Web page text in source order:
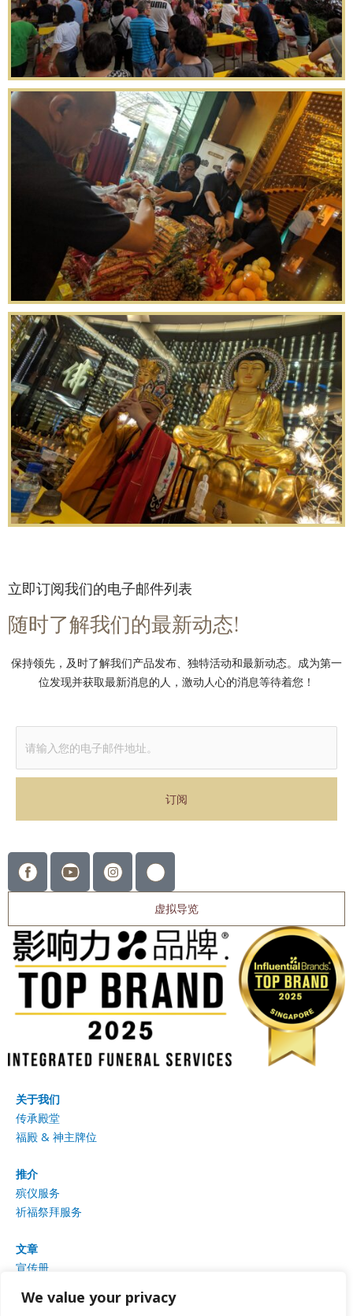
We value your privacy
立即订阅我们的电子邮件列表
随时了解我们的最新动态!
保持领先，及时了解我们产品发布、独特活动和最新动态。成为第一
位发现并获取最新消息的人，激动人心的消息等待着您！
虚拟导览
关于我们
传承殿堂
福殿 & 神主牌位
推介
殡仪服务
祈福祭拜服务
文章
宣传册